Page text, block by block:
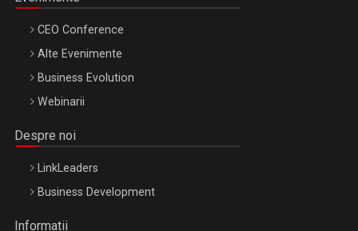
CEO Conference
Alte Evenimente
Business Evolution
Webinarii
Despre noi
LinkLeaders
Business Development
Informatii